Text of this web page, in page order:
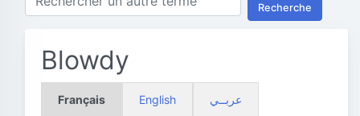
Recherche
Blowdy
Français English عربــي